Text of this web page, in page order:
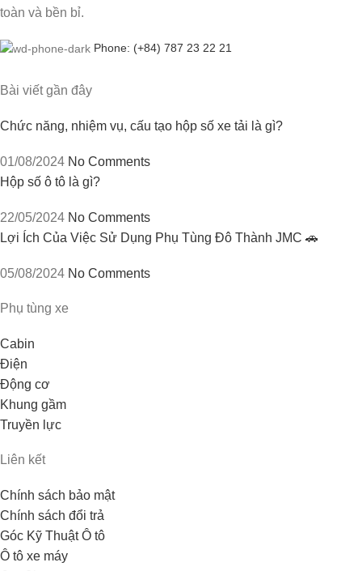
toàn và bền bỉ.
Phone: (+84) 787 23 22 21
Bài viết gần đây
Chức năng, nhiệm vụ, cấu tạo hộp số xe tải là gì?
01/08/2024 No Comments
Hộp số ô tô là gì?
22/05/2024 No Comments
Lợi Ích Của Việc Sử Dụng Phụ Tùng Đô Thành JMC 🚗
05/08/2024 No Comments
Phụ tùng xe
Cabin
Điện
Động cơ
Khung gầm
Truyền lực
Liên kết
Chính sách bảo mật
Chính sách đổi trả
Góc Kỹ Thuật Ô tô
Ô tô xe máy